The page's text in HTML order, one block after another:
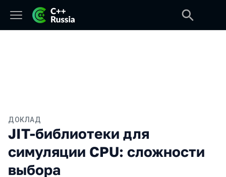
ДОКЛАД
JIT-библиотеки для
симуляции CPU: сложности
выбора